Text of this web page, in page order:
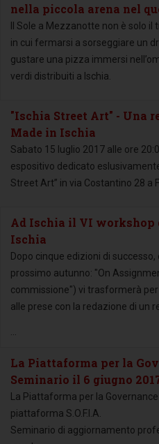
nella piccola arena nel
Il Sole a Mezzanotte non è solo
in cui fermarsi a sorseggiare un
gustare una pizza immersi
verdi distribuiti a Ischia.
"Ischia Street Art" - Una
Made in Ischia
Sabato 15 luglio 2017 alle ore
espositivo dedicato
Street Art” in via Costantino 28 a
Ad Ischia il VI workshop
Ischia
Dopo cinque edizioni di
prossimo autunno: "On
commissione") vi trasformerà
alle prese con la redazione di un
La Piattaforma per la
Seminario il 6 giugno
La Piattaforma per la
piattaforma S.O.F.I.A.
Seminario di aggiornamento